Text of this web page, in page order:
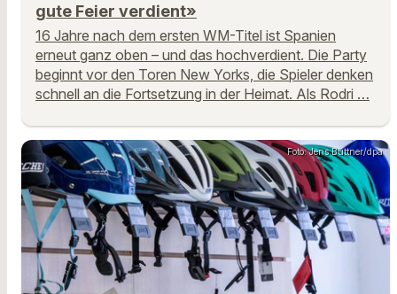
gute Feier verdient»
16 Jahre nach dem ersten WM-Titel ist Spanien
erneut ganz oben – und das hochverdient. Die Party
beginnt vor den Toren New Yorks, die Spieler denken
schnell an die Fortsetzung in der Heimat. Als Rodri …
Foto: Jens Büttner/dpa